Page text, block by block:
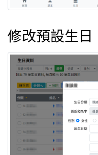
修改預設生日